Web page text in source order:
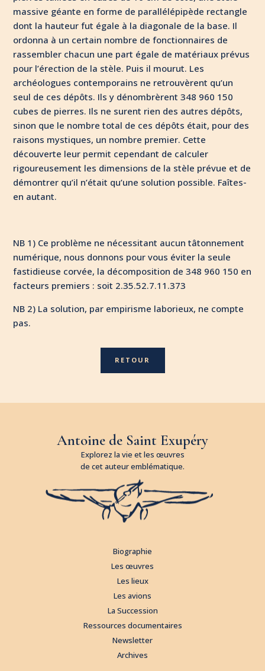
massive géante en forme de parallélépipède rectangle
dont la hauteur fut égale à la diagonale de la base. Il
ordonna à un certain nombre de fonctionnaires de
rassembler chacun une part égale de matériaux prévus
pour l’érection de la stèle. Puis il mourut. Les
archéologues contemporains ne retrouvèrent qu’un
seul de ces dépôts. Ils y dénombrèrent 348 960 150
cubes de pierres. Ils ne surent rien des autres dépôts,
sinon que le nombre total de ces dépôts était, pour des
raisons mystiques, un nombre premier. Cette
découverte leur permit cependant de calculer
rigoureusement les dimensions de la stèle prévue et de
démontrer qu’il n’était qu’une solution possible. Faîtes-
en autant.
NB 1) Ce problème ne nécessitant aucun tâtonnement
numérique, nous donnons pour vous éviter la seule
fastidieuse corvée, la décomposition de 348 960 150 en
facteurs premiers : soit 2.35.52.7.11.373
NB 2) La solution, par empirisme laborieux, ne compte
pas.
RETOUR
Antoine de Saint Exupéry
Explorez la vie et les œuvres
de cet auteur emblématique.
Biographie
Les œuvres
Les lieux
Les avions
La Succession
Ressources documentaires
Newsletter
Archives